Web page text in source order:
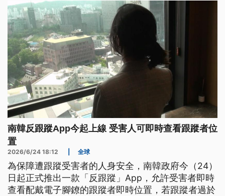
南韓反跟蹤App今起上線 受害人可即時查看跟蹤者位
置
2026/6/24 18:12 全球
為保障遭跟蹤受害者的人身安全，南韓政府今（24）
日起正式推出一款「反跟蹤」App，允許受害者即時
查看配戴電子腳鐐的跟蹤者即時位置，若跟蹤者過於